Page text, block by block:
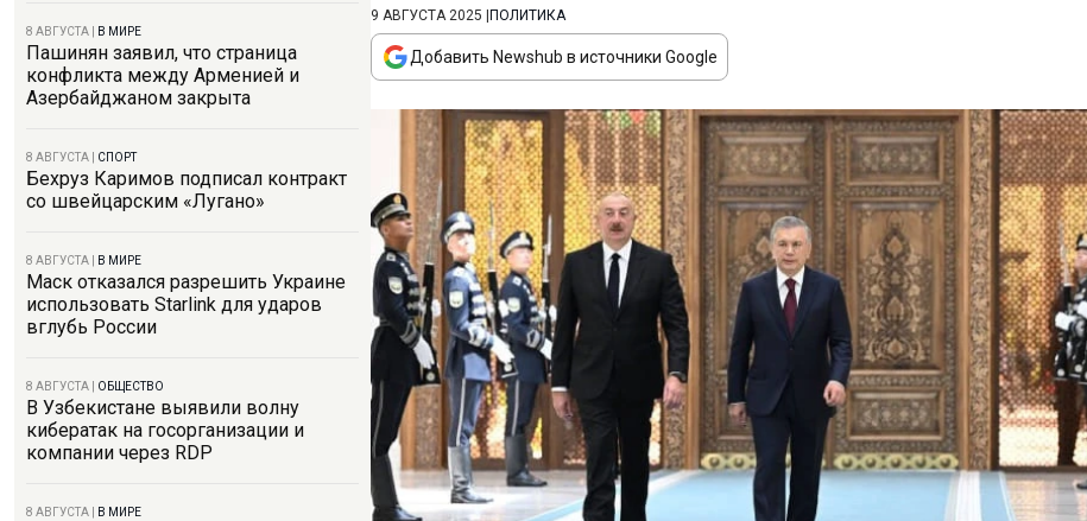
8 АВГУСТА В МИРЕ
Пашинян заявил, что страница
конфликта между Арменией и
Азербайджаном закрыта
8 АВГУСТА СПОРТ
Бехруз Каримов подписал контракт
со швейцарским «Лугано»
8 АВГУСТА В МИРЕ
Маск отказался разрешить Украине
использовать Starlink для ударов
вглубь России
8 АВГУСТА ОБЩЕСТВО
В Узбекистане выявили волну
кибератак на госорганизации и
компании через RDP
8 АВГУСТА В МИРЕ
9 АВГУСТА 2025 ПОЛИТИКА
Добавить Newshub в источники Google